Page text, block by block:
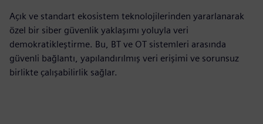
Açık ve standart ekosistem teknolojilerinden yararlanarak
özel bir siber güvenlik yaklaşımı yoluyla veri
demokratikleştirme. Bu, BT ve OT sistemleri arasında
güvenli bağlantı, yapılandırılmış veri erişimi ve sorunsuz
birlikte çalışabilirlik sağlar.